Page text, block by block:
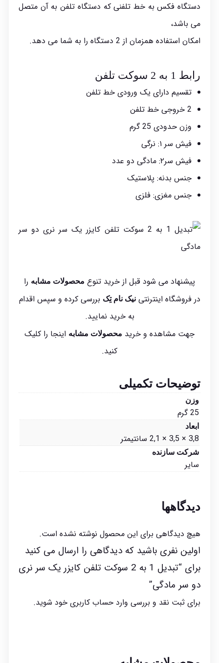
دستگاه فکس به خط تلفنی که دستگاه تلفن به آن متصل
می باشد،
امکان استفاده همزمان از 2 دستگاه را به شما می دهد.
رابط 1 به 2 سوکت تلفن
تقسیم دارای یک ورودی خط تلفن
2 خروجی خط تلفن
وزن حدودی 25 گرم
فیش سر ۱: نرگی
فیش سر۲: مادگی دو عدد
جنس بدنه: پلاستیک
جنس مغزی: فلزی
پیشنهاد می شود قبل از خرید تنوع محصولات مشابه را
در فروشگاه اینترنتینیک نام تِک بررسی کرده و سپس اقدام
به خرید نمایید.
جهت مشاهده و خرید محصولات مشابه اینجا را کلیک
کنید.
توضیحات تکمیلی
وزن
25 گرم
ابعاد
3,8 × 3,5 × 2,1 سانتیمتر
شرکت سازنده
سایر
دیدگاهها
هیچ دیدگاهی برای این محصول نوشته نشده است.
اولین نفری باشید که دیدگاهی را ارسال می کنید
برای “تبدیل 1 به 2 سوکت تلفن کایزر یک سر نری
دو سر مادگی”
برای ثبت نقد و بررسی وارد حساب کاربری خودشوید.